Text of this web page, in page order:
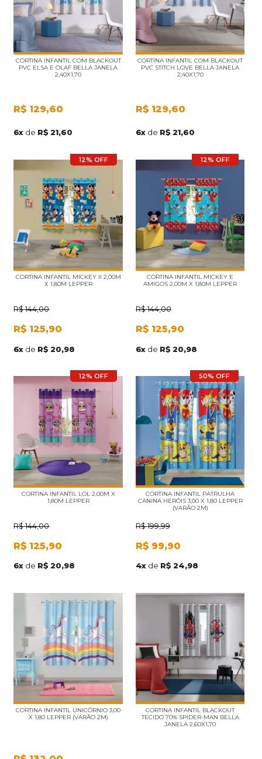
CORTINA INFANTIL COM BLACKOUT
PVC ELSA E OLAF BELLA JANELA
2,40X1,70
R$ 129,60
6x de R$ 21,60
CORTINA INFANTIL COM BLACKOUT
PVC STITCH LOVE BELLA JANELA
2,40X1,70
R$ 129,60
6x de R$ 21,60
12% OFF
CORTINA INFANTIL MICKEY II 2,00M
X 1,80M LEPPER
R$ 144,00
R$ 125,90
6x de R$ 20,98
12% OFF
CORTINA INFANTIL MICKEY E
AMIGOS 2,00M X 1,80M LEPPER
R$ 144,00
R$ 125,90
6x de R$ 20,98
12% OFF
CORTINA INFANTIL LOL 2,00M X
1,80M LEPPER
R$ 144,00
R$ 125,90
6x de R$ 20,98
50% OFF
CORTINA INFANTIL PATRULHA
CANINA HERÓIS 3,00 X 1,80 LEPPER
(VARÃO 2M)
R$ 199,99
R$ 99,90
4x de R$ 24,98
CORTINA INFANTIL UNICÓRNIO 3,00
X 1,80 LEPPER (VARÃO 2M)
CORTINA INFANTIL BLACKOUT
TECIDO 70% SPIDER-MAN BELLA
JANELA 2,60X1,70